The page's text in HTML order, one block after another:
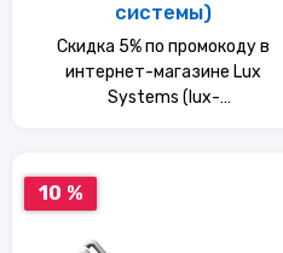
системы)
Скидка 5% по промокоду в
интернет-магазине Lux
Systems (lux-
10 %